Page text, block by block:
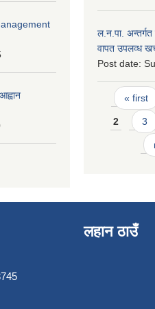
ल.न.पा. अन्तर्गत
वापत उपलव्ध
Post date:
Pages
« first
2 3
लहान ठाउँ